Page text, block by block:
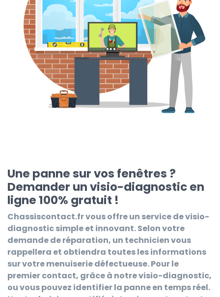
Une panne sur vos fenêtres ?
Demander un visio-diagnostic en
ligne 100% gratuit !
Chassiscontact.frvous offre un service de visio-
diagnostic simple et innovant. Selon votre
demande de réparation, un technicien vous
rappellera et obtiendra toutes les informations
sur votre menuiserie défectueuse. Pour le
premier contact, grâce à notre visio-diagnostic,
ou vous pouvez identifier la panne en temps réel.